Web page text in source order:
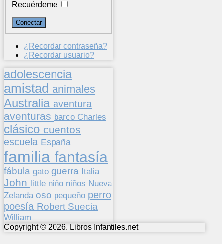
Recuérdeme
¿Recordar contraseña?
¿Recordar usuario?
adolescencia
amistad animales
Australia aventura
aventuras barco Charles
clásico cuentos
escuela España
familia fantasía
fábula gato guerra Italia
John little niño niños Nueva
Zelanda oso pequeño perro
poesía Robert Suecia
William
Copyright © 2026. Libros Infantiles.net